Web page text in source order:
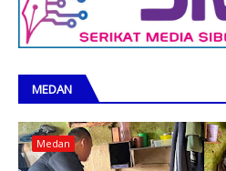
MEDAN
Medan